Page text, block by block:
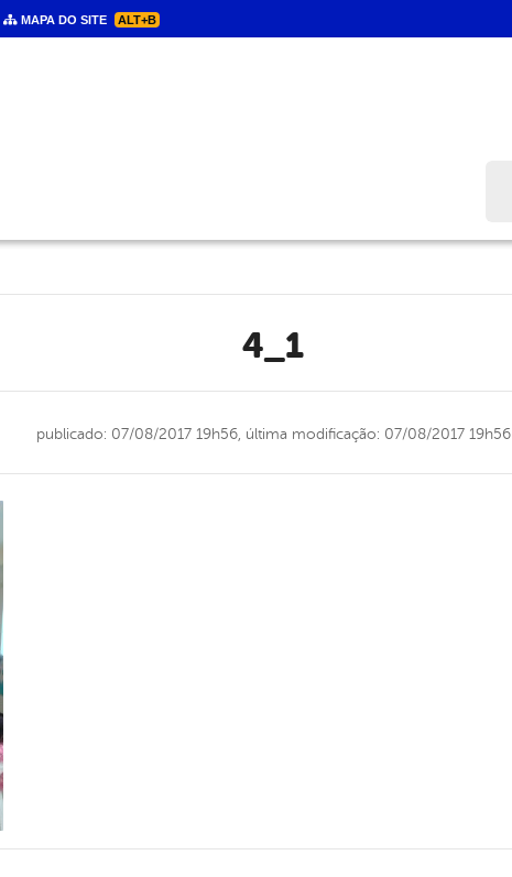
MAPA DO SITE ALT+B
4_1
publicado: 07/08/2017 19h56, última modificação: 07/08/2017 19h56